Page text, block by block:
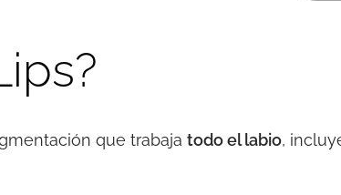
que trabaja todo el labio,